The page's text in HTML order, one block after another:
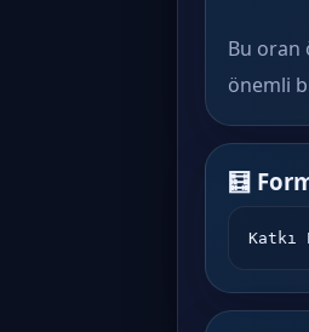
Bu oran
önemli
🧮
Katkı